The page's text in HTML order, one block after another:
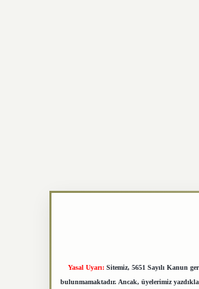
Yasal Uyarı: Sitemiz, 5651 Sayılı Kanun
bulunmamaktadır. Ancak, üyelerimiz